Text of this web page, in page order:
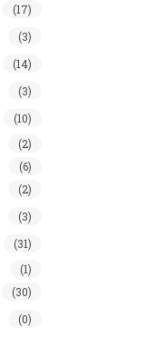
(17)
(3)
(14)
(3)
(10)
(2)
(6)
(2)
(3)
(31)
(1)
(30)
(0)